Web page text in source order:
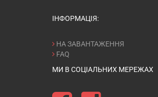
ІНФОРМАЦІЯ:
НА ЗАВАНТАЖЕННЯ
FAQ
МИ В СОЦІАЛЬНИХ МЕРЕЖАХ